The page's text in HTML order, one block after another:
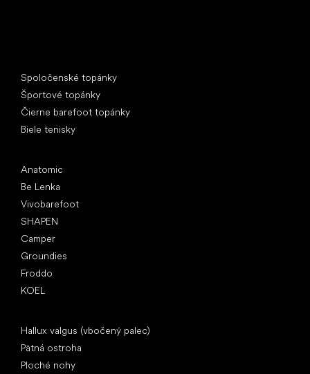
Spoločenské topánky
Športové topánky
Čierne barefoot topánky
Biele tenisky
Anatomic
Be Lenka
Vivobarefoot
SHAPEN
Camper
Groundies
Froddo
KOEL
Hallux valgus (vbočený palec)
Pätná ostroha
Ploché nohy